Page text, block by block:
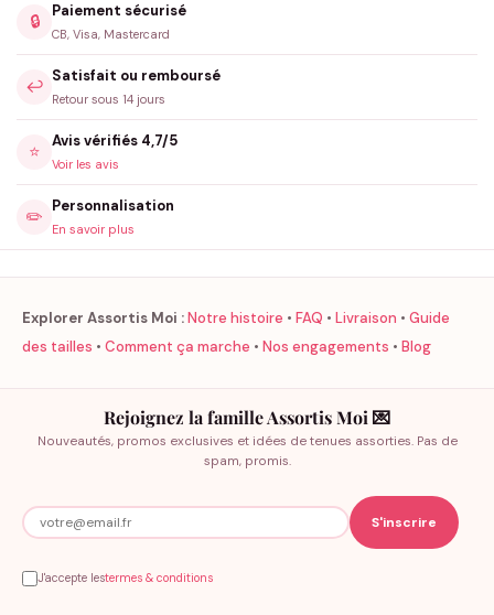
🔒
Paiement sécurisé
CB, Visa, Mastercard
↩️
Satisfait ou remboursé
Retour sous 14 jours
⭐
Avis vérifiés 4,7/5
Voir les avis
✏️
Personnalisation
En savoir plus
Explorer Assortis Moi :Notre histoire • FAQ • Livraison • Guide
des tailles • Comment ça marche • Nos engagements • Blog
Rejoignez la famille Assortis Moi 💌
Nouveautés, promos exclusives et idées de tenues assorties. Pas de
spam, promis.
J'accepte lestermes & conditions